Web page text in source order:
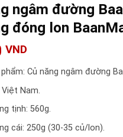
ngâm đường
đóng lon
VND
Củ năng ngâm đường
Nam.
tịnh: 560g.
cái: 250g (30-35 củ/lon).